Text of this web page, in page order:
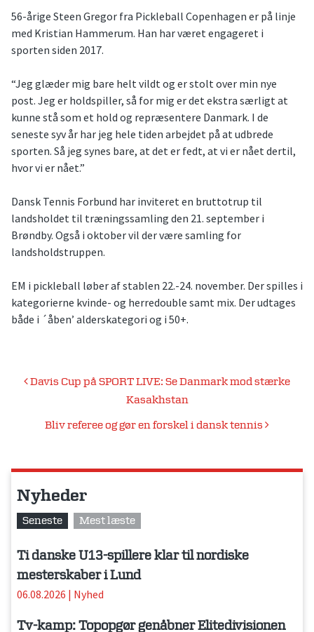
56-årige Steen Gregor fra Pickleball Copenhagen er på linje
med Kristian Hammerum. Han har været engageret i
sporten siden 2017.
“Jeg glæder mig bare helt vildt og er stolt over min nye
post. Jeg er holdspiller, så for mig er det ekstra særligt at
kunne stå som et hold og repræsentere Danmark. I de
seneste syv år har jeg hele tiden arbejdet på at udbrede
sporten. Så jeg synes bare, at det er fedt, at vi er nået dertil,
hvor vi er nået.”
Dansk Tennis Forbund har inviteret en bruttotrup til
landsholdet til træningssamling den 21. september i
Brøndby. Også i oktober vil der være samling for
landsholdstruppen.
EM i pickleball løber af stablen 22.-24. november. Der spilles i
kategorierne kvinde- og herredouble samt mix. Der udtages
både i ´åben’ alderskategori og i 50+.
Indlægsnavigation
Davis Cup på SPORT LIVE: Se Danmark mod stærke
Kasakhstan
Bliv referee og gør en forskel i dansk tennis
Nyheder
Seneste Mest læste
Ti danske U13-spillere klar til nordiske
mesterskaber i Lund
06.08.2026 | Nyhed
Tv-kamp: Topopgør genåbner Elitedivisionen